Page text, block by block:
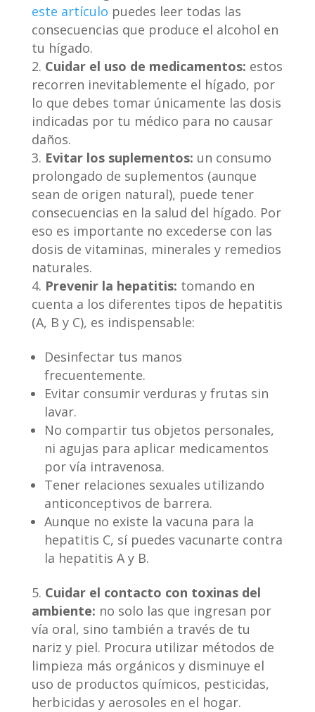
este artículo puedes leer todas las
consecuencias que produce el alcohol en
tu hígado.
Cuidar el uso de medicamentos: estos
recorren inevitablemente el hígado, por
lo que debes tomar únicamente las dosis
indicadas por tu médico para no causar
daños.
Evitar los suplementos: un consumo
prolongado de suplementos (aunque
sean de origen natural), puede tener
consecuencias en la salud del hígado. Por
eso es importante no excederse con las
dosis de vitaminas, minerales y remedios
naturales.
Prevenir la hepatitis: tomando en
cuenta a los diferentes tipos de hepatitis
(A, B y C), es indispensable:
Desinfectar tus manos
frecuentemente.
Evitar consumir verduras y frutas sin
lavar.
No compartir tus objetos personales,
ni agujas para aplicar medicamentos
por vía intravenosa.
Tener relaciones sexuales utilizando
anticonceptivos de barrera.
Aunque no existe la vacuna para la
hepatitis C, sí puedes vacunarte contra
la hepatitis A y B.
Cuidar el contacto con toxinas del
ambiente: no solo las que ingresan por
vía oral, sino también a través de tu
nariz y piel. Procura utilizar métodos de
limpieza más orgánicos y disminuye el
uso de productos químicos, pesticidas,
herbicidas y aerosoles en el hogar.